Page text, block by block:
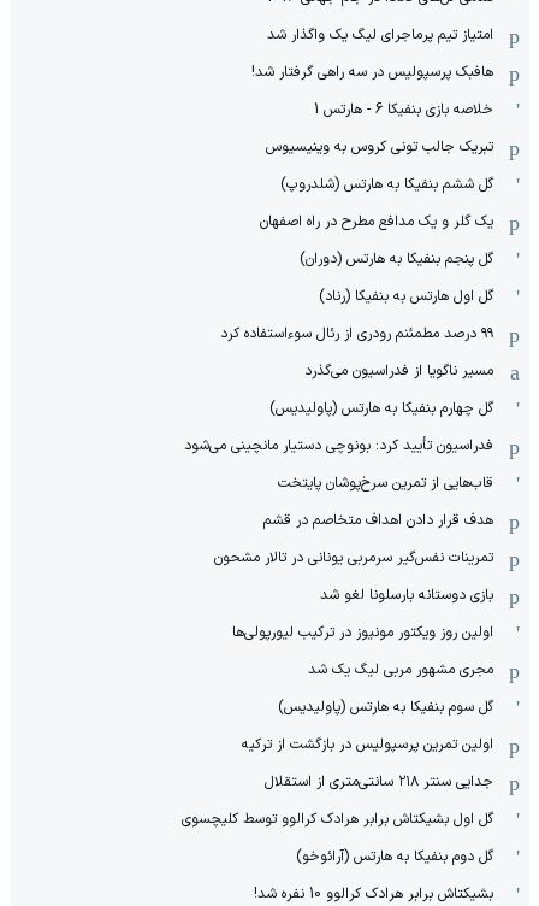
امتیاز تیم پرماجرای لیگ یک واگذار شد
هافبک پرسپولیس در سه راهی گرفتار شد!
خلاصه بازی بنفیکا 6 - هارتس 1
تبریک جالب تونی کروس به وینیسیوس
گل ششم بنفیکا به هارتس (شلدروپ)
یک گلر و یک مدافع مطرح در راه اصفهان
گل پنجم بنفیکا به هارتس (دوران)
گل اول هارتس به بنفیکا (رناد)
۹۹ درصد مطمئنم رودری از رئال سوءاستفاده کرد
مسیر ناگویا از فدراسیون می‌گذرد
گل چهارم بنفیکا به هارتس (پاولیدیس)
فدراسیون تأیید کرد: بونوچی دستیار مانچینی می‌شود
قاب‌هایی از تمرین سرخ‌پوشان پایتخت
هدف قرار دادن اهداف متخاصم در قشم
‏تمرینات نفس‌گیر سرمربی یونانی در تالار مشحون
بازی دوستانه بارسلونا لغو شد
اولین روز ویکتور مونیوز در ترکیب لیورپولی‌ها
مجری مشهور مربی لیگ یک شد
گل سوم بنفیکا به هارتس (پاولیدیس)
اولین تمرین پرسپولیس در بازگشت از ترکیه
جدایی سنتر ۲۱۸ سانتی‌متری از استقلال
گل اول بشیکتاش برابر هرادک کرالوو توسط کلیچسوی
گل دوم بنفیکا به هارتس (آرائوخو)
بشیکتاش برابر هرادک کرالوو 10 نفره شد!